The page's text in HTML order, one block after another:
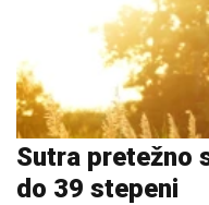
Sutra pretežno
do 39 stepeni